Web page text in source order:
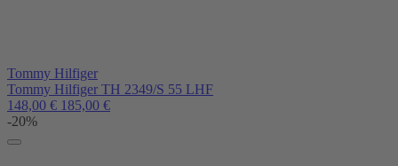
Tommy Hilfiger
Tommy Hilfiger TH 2349/S 55 LHF
148,00 € 185,00 €
-20%